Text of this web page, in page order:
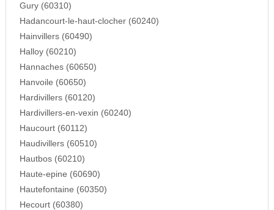
Gury (60310)
Hadancourt-le-haut-clocher (60240)
Hainvillers (60490)
Halloy (60210)
Hannaches (60650)
Hanvoile (60650)
Hardivillers (60120)
Hardivillers-en-vexin (60240)
Haucourt (60112)
Haudivillers (60510)
Hautbos (60210)
Haute-epine (60690)
Hautefontaine (60350)
Hecourt (60380)